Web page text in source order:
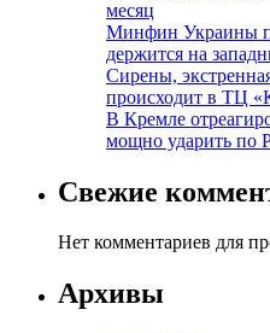
месяц
Минфин Украины
держится на
Сирены,
происходит в ТЦ
В Кремле
мощно ударить по
Свежие
Нет комментариев для
Архивы